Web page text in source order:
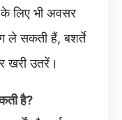
के लिए भी अवसर
ले सकती हैं, बशर्ते
खरी उतरें।
है?